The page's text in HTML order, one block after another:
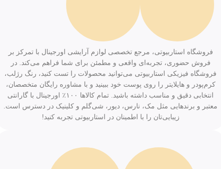
فروشگاه استاربیوتی، مرجع تخصصی لوازم آرایشی اورجینال با تمرکز بر
فروش حضوری، تجربه‌ای واقعی و مطمئن برای شما فراهم می‌کند. در
فروشگاه فیزیکی استاربیوتی می‌توانید محصولات را تست کنید، رنگ رژلب،
کرم‌پودر و هایلایتر را روی پوست خود ببینید و با مشاوره رایگان متخصصان،
انتخابی دقیق و مناسب داشته باشید. تمام کالاها ۱۰۰٪ اورجینال با گارانتی
معتبر و برندهایی مثل مک، نارس، دیور، شی‌گلم و کلینیک در دسترس است.
زیبایی‌تان را با اطمینان در استاربیوتی تجربه کنید!